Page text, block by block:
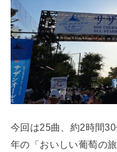
今回は25曲、約2時間
年の「おいしい葡萄の